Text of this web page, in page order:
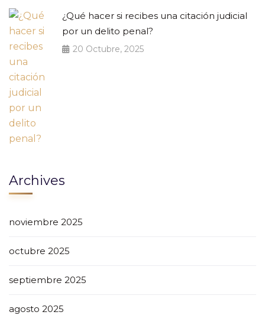
¿Qué hacer si recibes una citación judicial
por un delito penal?
20 Octubre, 2025
Archives
noviembre 2025
octubre 2025
septiembre 2025
agosto 2025